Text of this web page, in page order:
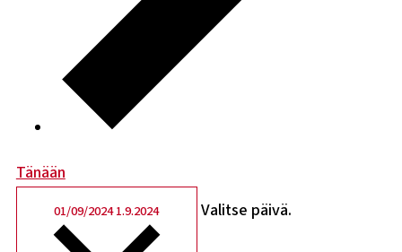
Tänään
01/09/20241.9.2024 Valitse päivä.